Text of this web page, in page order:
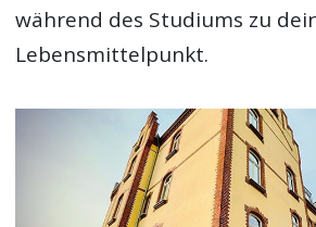
während des Studiums zu
Lebensmittelpunkt.